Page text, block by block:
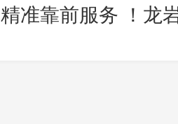
精准靠前服务 ！龙岩